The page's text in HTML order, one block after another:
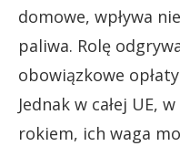
domowe, wpływa
paliwa. Rolę
obowiązkowe
Jednak w całej UE,
rokiem, ich waga